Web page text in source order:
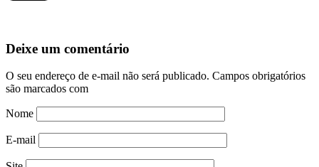
Deixe um comentário
O seu endereço de e-mail não será publicado. Campos obrigatórios
são marcados com
Nome
E-mail